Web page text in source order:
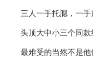
三人一手托腮，一手
头顶大中小三个同款
最难受的当然不是他